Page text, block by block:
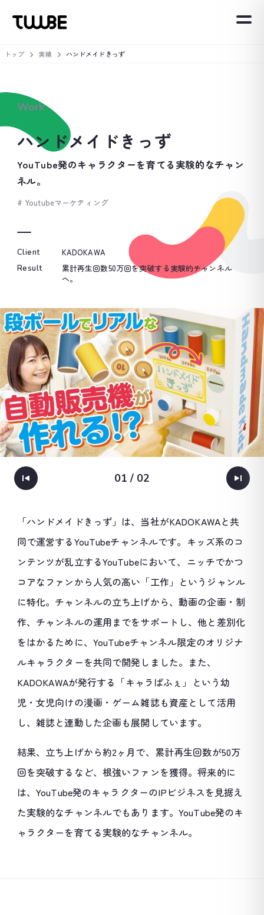
トップ 実績 ハンドメイドきっず
Work
ハンドメイドきっず
YouTube発のキャラクターを育てる実験的なチャン
ネル。
# Youtubeマーケティング
Client KADOKAWA
Result
累計再生回数50万回を突破する実験的チャンネル
へ。
01 / 02
「ハンドメイドきっず」は、当社がKADOKAWAと共
同で運営するYouTubeチャンネルです。キッズ系のコ
ンテンツが乱立するYouTubeにおいて、ニッチでかつ
コアなファンから人気の高い「工作」というジャンル
に特化。チャンネルの立ち上げから、動画の企画・制
作、チャンネルの運用までをサポートし、他と差別化
をはかるために、YouTubeチャンネル限定のオリジナ
ルキャラクターを共同で開発しました。また、
KADOKAWAが発行する「キャラぱふぇ」という幼
児・女児向けの漫画・ゲーム雑誌も資産として活用
し、雑誌と連動した企画も展開しています。
結果、立ち上げから約2ヶ月で、累計再生回数が50万
回を突破するなど、根強いファンを獲得。将来的に
は、YouTube発のキャラクターのIPビジネスを見据え
た実験的なチャンネルでもあります。YouTube発のキ
ャラクターを育てる実験的なチャンネル。